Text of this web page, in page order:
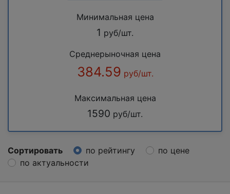
Минимальная цена
1 руб/шт.
Среднерыночная цена
384.59 руб/шт.
Максимальная цена
1590 руб/шт.
Сортировать по рейтингу
по цене
по актуальности